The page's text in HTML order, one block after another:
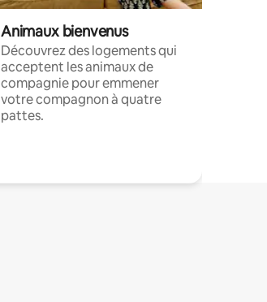
Animaux bienvenus
Découvrez des logements qui
acceptent les animaux de
compagnie pour emmener
votre compagnon à quatre
pattes.